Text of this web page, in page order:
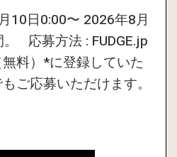
10日0:00〜 2026年8月
応募方法 : FUDGE.jp
料）*に登録していた
ご応募いただけます。